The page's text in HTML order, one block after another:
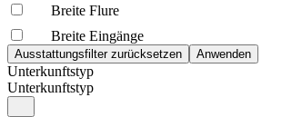
Breite Flure
Breite Eingänge
Unterkunftstyp
Unterkunftstyp